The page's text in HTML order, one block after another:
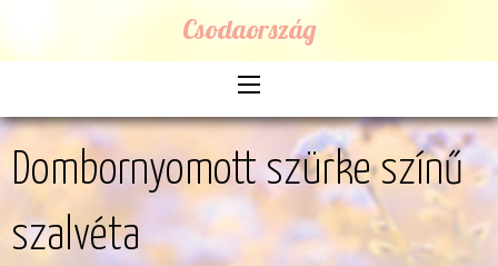
Csodaország
Dombornyomott szürke színű
szalvéta